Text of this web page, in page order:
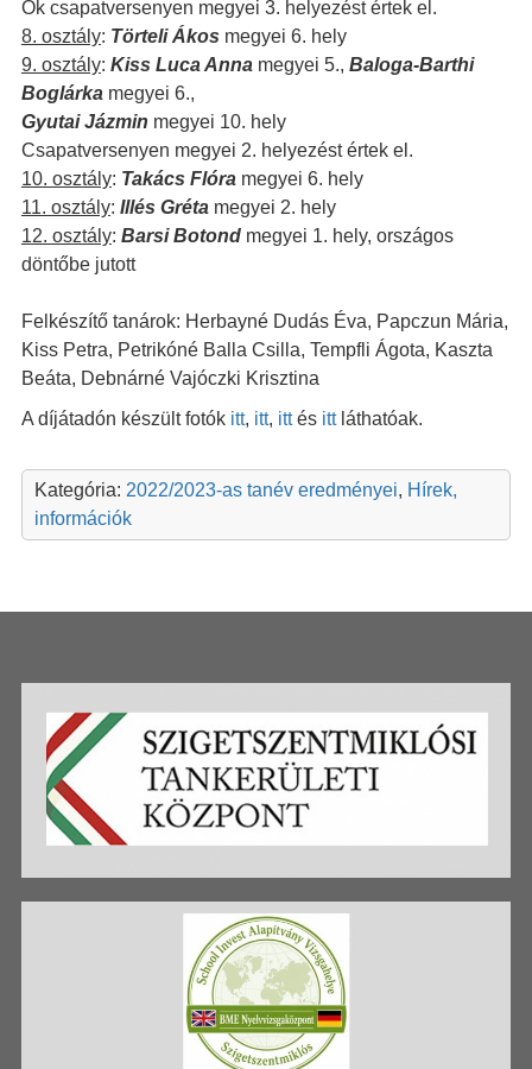
Ők csapatversenyen megyei 3. helyezést értek el.
8. osztály: Törteli Ákos megyei 6. hely
9. osztály: Kiss Luca Annamegyei 5., Baloga-Barthi
Boglárkamegyei 6.,
Gyutai Jázmin megyei 10. hely
Csapatversenyen megyei 2. helyezést értek el.
10. osztály: Takács Flóramegyei 6. hely
11. osztály: Illés Grétamegyei 2. hely
12. osztály: Barsi Botondmegyei 1. hely, országos
döntőbe jutott
Felkészítő tanárok: Herbayné Dudás Éva, Papczun Mária,
Kiss Petra, Petrikóné Balla Csilla, Tempfli Ágota, Kaszta
Beáta, Debnárné Vajóczki Krisztina
A díjátadón készült fotók itt, itt, ittés ittláthatóak.
Kategória: 2022/2023-as tanév eredményei, Hírek,
információk